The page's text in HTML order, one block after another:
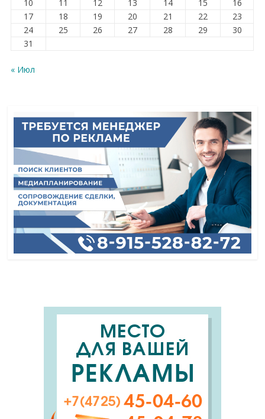
10 11 12 13 14 15
16
17
18 19 20 21 22
23
24
25 26 27 28 29
30
31
« Июл